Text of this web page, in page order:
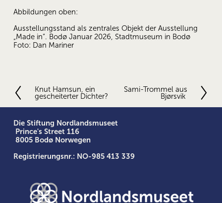
Abbildungen oben:
Ausstellungsstand als zentrales Objekt der Ausstellung
„Made in“. Bodø Januar 2026, Stadtmuseum in Bodø
Foto: Dan Mariner
V
o
r
h
e
r
g
Knut Hamsun, ein
gescheiterter Dichter?
c
h
Sami-Trommel aus
Bjørsvik
Die Stiftung Nordlandsmuseet
Prince's Street 116
8005 Bodø Norwegen
Registrierungsnr.: NO-985 413 339